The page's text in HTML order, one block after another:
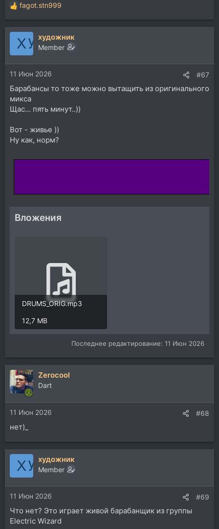
Р
е
а
и
и
:
fagot.stn999
художник
Member
11 Июн 2026 #67
Барабансы то тоже можно вытащить из оригинального
микса
Щас... пять минут..))
Вот - живье ))
Ну как, норм?
Вложения
DRUMS_ORIG.mp3
12,7 MB
Последнее редактирование: 11 Июн 2026
Zerocool
Dart
11 Июн 2026 #68
нет)_
художник
Member
11 Июн 2026 #69
Что нет? Это играет живой барабанщик из группы
Electric Wizard